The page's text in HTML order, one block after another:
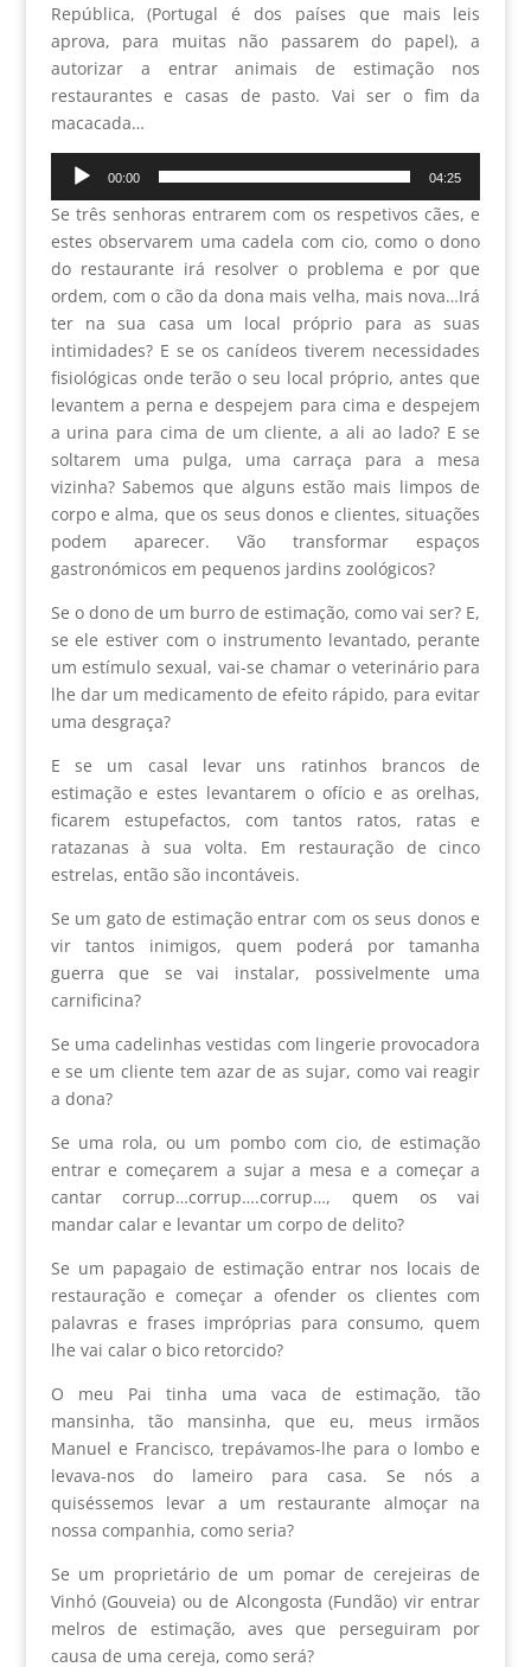
República, (Portugal é dos países que mais leis
aprova, para muitas não passarem do papel), a
autorizar a entrar animais de estimação nos
restaurantes e casas de pasto. Vai ser o fim da
macacada…
Reprodutor
áudio
00:00 04:25
Se três senhoras entrarem com os respetivos cães, e
estes observarem uma cadela com cio, como o dono
do restaurante irá resolver o problema e por que
ordem, com o cão da dona mais velha, mais nova…Irá
ter na sua casa um local próprio para as suas
intimidades? E se os canídeos tiverem necessidades
fisiológicas onde terão o seu local próprio, antes que
levantem a perna e despejem para cima e despejem
a urina para cima de um cliente, a ali ao lado? E se
soltarem uma pulga, uma carraça para a mesa
vizinha? Sabemos que alguns estão mais limpos de
corpo e alma, que os seus donos e clientes, situações
podem aparecer. Vão transformar espaços
gastronómicos em pequenos jardins zoológicos?
Se o dono de um burro de estimação, como vai ser? E,
se ele estiver com o instrumento levantado, perante
um estímulo sexual, vai-se chamar o veterinário para
lhe dar um medicamento de efeito rápido, para evitar
uma desgraça?
E se um casal levar uns ratinhos brancos de
estimação e estes levantarem o ofício e as orelhas,
ficarem estupefactos, com tantos ratos, ratas e
ratazanas à sua volta. Em restauração de cinco
estrelas, então são incontáveis.
Se um gato de estimação entrar com os seus donos e
vir tantos inimigos, quem poderá por tamanha
guerra que se vai instalar, possivelmente uma
carnificina?
Se uma cadelinhas vestidas com lingerie provocadora
e se um cliente tem azar de as sujar, como vai reagir
a dona?
Se uma rola, ou um pombo com cio, de estimação
entrar e começarem a sujar a mesa e a começar a
cantar corrup…corrup….corrup…, quem os vai
mandar calar e levantar um corpo de delito?
Se um papagaio de estimação entrar nos locais de
restauração e começar a ofender os clientes com
palavras e frases impróprias para consumo, quem
lhe vai calar o bico retorcido?
O meu Pai tinha uma vaca de estimação, tão
mansinha, tão mansinha, que eu, meus irmãos
Manuel e Francisco, trepávamos-lhe para o lombo e
levava-nos do lameiro para casa. Se nós a
quiséssemos levar a um restaurante almoçar na
nossa companhia, como seria?
Se um proprietário de um pomar de cerejeiras de
Vinhó (Gouveia) ou de Alcongosta (Fundão) vir entrar
melros de estimação, aves que perseguiram por
causa de uma cereja, como será?